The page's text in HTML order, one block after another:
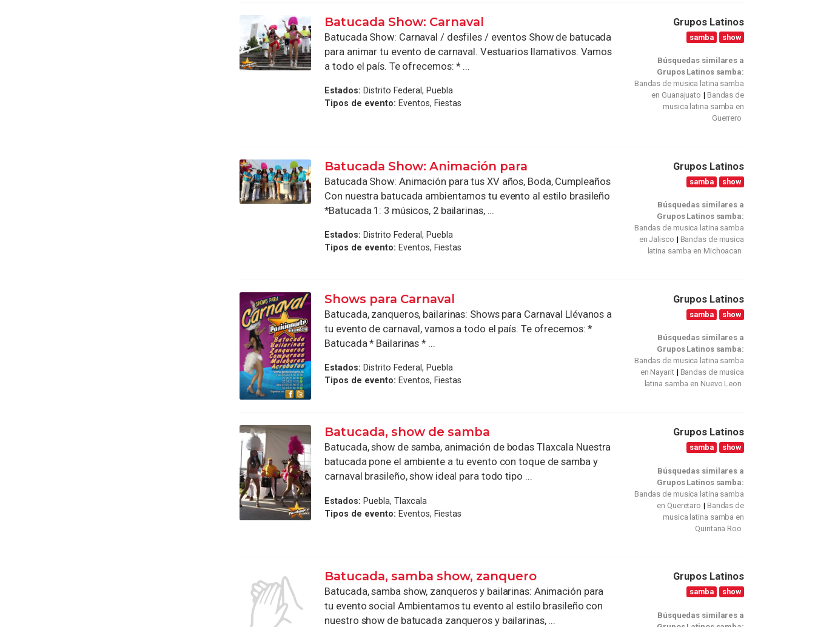
Batucada Show: Carnaval
Batucada Show: Carnaval / desfiles / eventos Show de batucada
para animar tu evento de carnaval. Vestuarios llamativos. Vamos
a todo el país. Te ofrecemos: * ...
Estados: Distrito Federal, Puebla
Tipos de evento: Eventos, Fiestas
Grupos Latinos
samba show
Búsquedas similares a
Grupos Latinos samba:
Bandas de musica latina samba
en Guanajuato
Bandas de
musica latina samba en
Guerrero
Batucada Show: Animación para
Batucada Show: Animación para tus XV años, Boda, Cumpleaños
Con nuestra batucada ambientamos tu evento al estilo brasileño
*Batucada 1: 3 músicos, 2 bailarinas, ...
Estados: Distrito Federal, Puebla
Tipos de evento: Eventos, Fiestas
Grupos Latinos
samba show
Búsquedas similares a
Grupos Latinos samba:
Bandas de musica latina samba
en Jalisco
Bandas de musica
latina samba en Michoacan
Shows para Carnaval
Batucada, zanqueros, bailarinas: Shows para Carnaval Llévanos a
tu evento de carnaval, vamos a todo el país. Te ofrecemos: *
Batucada * Bailarinas * ...
Estados: Distrito Federal, Puebla
Tipos de evento: Eventos, Fiestas
Grupos Latinos
samba show
Búsquedas similares a
Grupos Latinos samba:
Bandas de musica latina samba
en Nayarit
Bandas de musica
latina samba en Nuevo Leon
Batucada, show de samba
Batucada, show de samba, animación de bodas Tlaxcala Nuestra
batucada pone el ambiente a tu evento con toque de samba y
carnaval brasileño, show ideal para todo tipo ...
Estados: Puebla, Tlaxcala
Tipos de evento: Eventos, Fiestas
Grupos Latinos
samba show
Búsquedas similares a
Grupos Latinos samba:
Bandas de musica latina samba
en Queretaro
Bandas de
musica latina samba en
Quintana Roo
Batucada, samba show, zanquero
Batucada, samba show, zanqueros y bailarinas: Animación para
tu evento social Ambientamos tu evento al estilo brasileño con
nuestro show de batucada zanqueros y bailarinas, ...
Grupos Latinos
samba show
Búsquedas similares a